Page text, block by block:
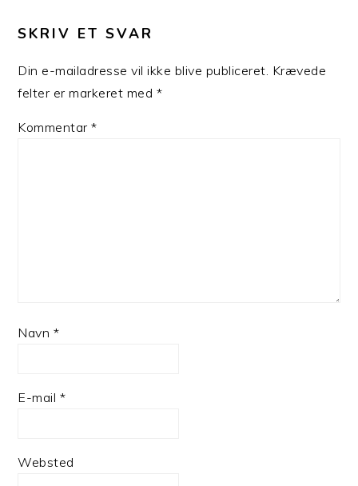
SKRIV ET SVAR
Din e-mailadresse vil ikke blive publiceret. Krævede
felter er markeret med *
Kommentar*
Navn *
E-mail *
Websted